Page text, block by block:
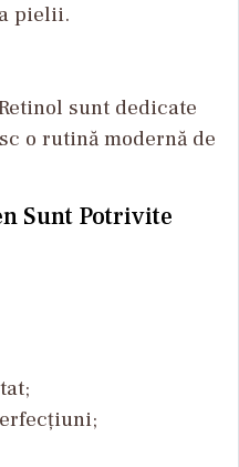
pielii.
sunt dedicate
o rutină modernă de
Sunt Potrivite